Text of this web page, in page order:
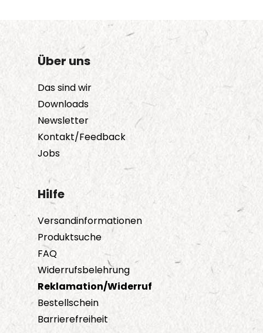
Über uns
Das sind wir
Downloads
Newsletter
Kontakt/Feedback
Jobs
Hilfe
Versandinformationen
Produktsuche
FAQ
Widerrufsbelehrung
Reklamation/Widerruf
Bestellschein
Barrierefreiheit